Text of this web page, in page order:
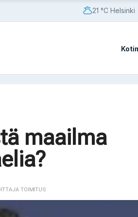
21 °C Helsinki
perheiden yrittäessä estää
maailma
TOIMITUS